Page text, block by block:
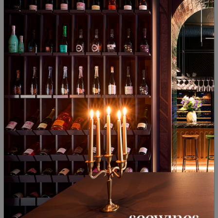
Heirloom Vineyards Pinot Noir
Австралия Пино Ноар
09
Heirloom Vineyards A'Lambra
Shiraz 2015
Австралия | Сира
86 12490
Heirloom Vineyards Pinot Noir
Dandelion Vineyards March